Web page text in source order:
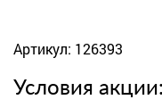
Артикул: 126393
Условия акции: